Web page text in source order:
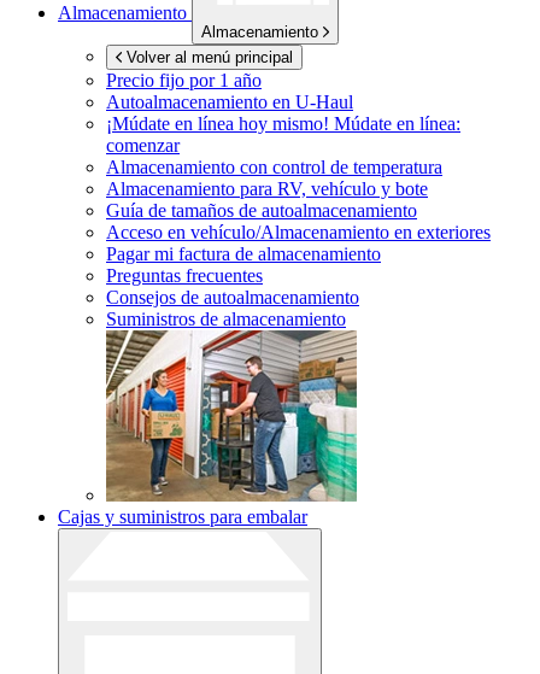
Almacenamiento
Almacenamiento
Volver al menú principal
Precio fijo por 1 año
Autoalmacenamiento en U-Haul
¡Múdate en línea hoy mismo! Múdate en línea:
comenzar
Almacenamiento con control de temperatura
Almacenamiento para RV, vehículo y bote
Guía de tamaños de autoalmacenamiento
Acceso en vehículo/Almacenamiento en exteriores
Pagar mi factura de almacenamiento
Preguntas frecuentes
Consejos de autoalmacenamiento
Suministros de almacenamiento
Cajas y suministros para embalar